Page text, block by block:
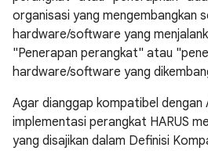
organisasi yang mengembangkan
hardware/software yang
"Penerapan perangkat" atau
hardware/software yang
Agar dianggap kompatibel dengan
implementasi perangkat HARUS
yang disajikan dalam Definisi